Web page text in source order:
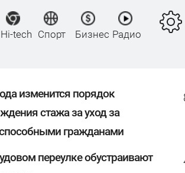
Спорт Бизнес Радио
изменится порядок
стажа за уход за
гражданами
переулке обустраивают